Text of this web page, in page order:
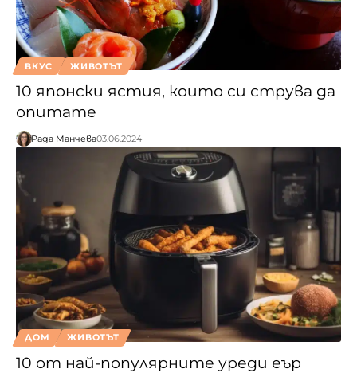
ВКУС ЖИВОТЪТ
10 японски ястия, които си струва да
опитате
Рада Манчева03.06.2024
ДОМ ЖИВОТЪТ
10 от най-популярните уреди еър